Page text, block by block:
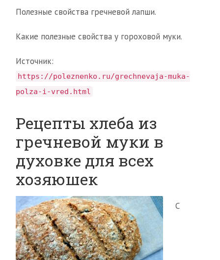
Полезные свойства гречневой лапши.
Какие полезные свойства у гороховой муки.
Источник:
https://poleznenko.ru/grechnevaja-muka-
polza-i-vred.html
Рецепты хлеба из
гречневой муки в
духовке для всех
хозяюшек
С